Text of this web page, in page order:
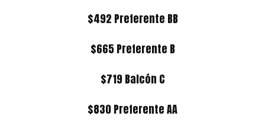
$492 Preferente BB
$665 Preferente B
$719 Balcón C
$830 Preferente AA